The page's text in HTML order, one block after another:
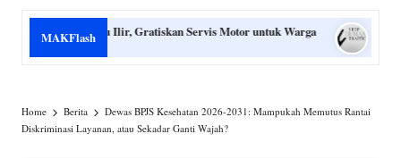
k
-
e
benar
MAKFlash
Ilir, Gratiskan Servis Motor untuk Warga Luka Tak Kasat Mata
July 30, 2026
Home Berita
Dewas BPJS Kesehatan 2026-2031: Mampukah Memutus Rantai
Diskriminasi Layanan, atau Sekadar Ganti Wajah?